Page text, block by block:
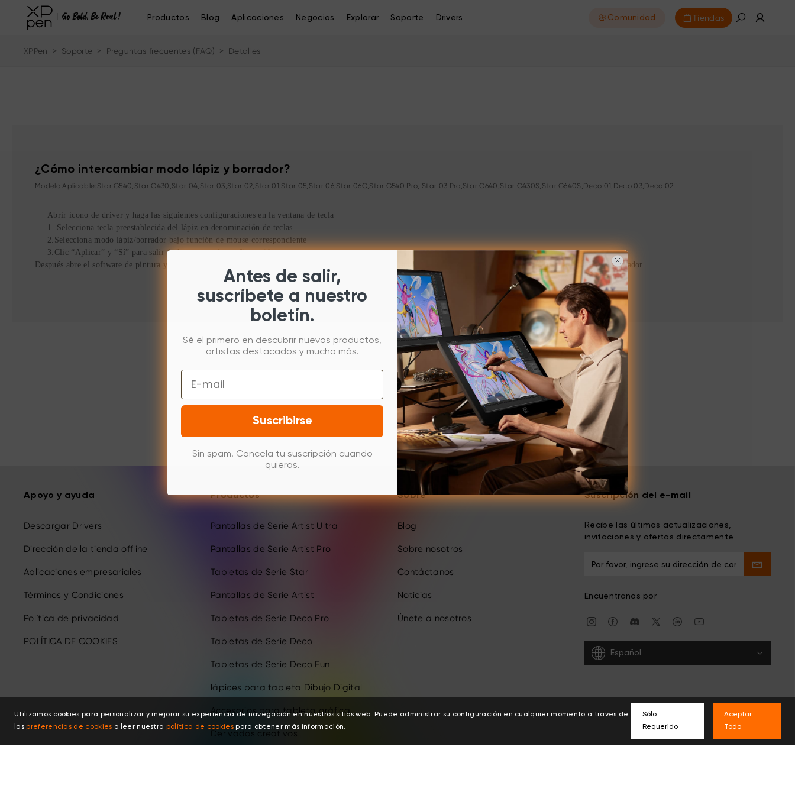
Productos Blog Aplicaciones Negocios Explorar Soporte Drivers Comunidad Tiendas
XPPen > Soporte > Preguntas frecuentes (FAQ) > Detalles
¿Cómo intercambiar modo lápiz y borrador?
Modelo Aplicable:Star G540,Star G430,Star 04,Star 03,Star 02,Star 01,Star 05,Star 06,Star 06C,Star G540 Pro, Star 03 Pro,Star G640,Star G430S,Star G640S,Deco 01,Deco 03,Deco 02
Abrir icono de driver y haga las siguientes configur aciones en la ventana de tecla
1. Selecciona tecla preestablecid a del lápiz en denominaci ón de teclas
2. Selecciona modo lápiz/borrador bajo función de mouse correspondiente
3. Clic “Aplicar” y “Sí” para salir de la ventana de configuración
Después abre el software de pintura y presiona la tecla configurada del lápiz. Cada vez que la presiona, aparece abajo de la pantalla el
estadoactual del modolápiz /borrador.
Apoyo y ayuda
Descargar Drivers
Dirección de la tienda offline
Aplicaciones empresariales
Términos y Condiciones
Política de privacidad
POLÍTICA DE COOKIES
Productos
Pantallas de Serie Artist Ultra
Pantallas de Serie Artist Pro
Tabletas de Serie Star
Pantallas de Serie Artist
Tabletas de Serie Deco Pro
Tabletas de Serie Deco
Tabletas de Serie Deco Fun
lápices para tableta Dibujo Digital
Accesorios para tableta gráfica
Derivados creativos
Sobre
Blog
Sobre nosotros
Contáctanos
Noticias
Únete a nosotros
Suscripción del e-mail
Recibe las últimas actualizaciones,
invitaciones y ofertas directamente
Encuentranos por
Español
Utilizamos cookies para personalizar y mejorar su experiencia de navegación en nuestros sitios web. Puede administrar su configuración en cualquier momento a través de
laspreferencias de cookies o leer nuestra política de cookiespara obtener más información.
Sólo
Requerido
Aceptar
Todo
Antes de salir,
suscríbete a nuestro
boletín.
Sé el primero en descubrir nuevos productos,
artistas destacados y mucho más.
Email
Suscribirse
Sin spam. Cancela tu suscripción cuando
quieras.